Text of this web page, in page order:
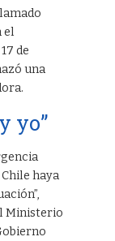
el
de
una
yo”
haya
Ministerio